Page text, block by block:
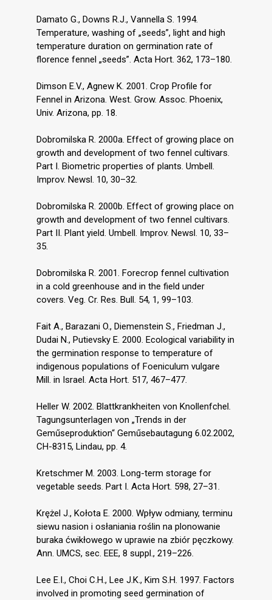
Damato G., Downs R.J., Vannella S. 1994.
Temperature, washing of „seeds”, light and high
temperature duration on germination rate of
florence fennel „seeds”. Acta Hort. 362, 173–180.
Dimson E.V., Agnew K. 2001. Crop Profile for
Fennel in Arizona. West. Grow. Assoc. Phoenix,
Univ. Arizona, pp. 18.
Dobromilska R. 2000a. Effect of growing place on
growth and development of two fennel cultivars.
Part I. Biometric properties of plants. Umbell.
Improv. Newsl. 10, 30–32.
Dobromilska R. 2000b. Effect of growing place on
growth and development of two fennel cultivars.
Part II. Plant yield. Umbell. Improv. Newsl. 10, 33–
35.
Dobromilska R. 2001. Forecrop fennel cultivation
in a cold greenhouse and in the field under
covers. Veg. Cr. Res. Bull. 54, 1, 99–103.
Fait A., Barazani O., Diemenstein S., Friedman J.,
Dudai N., Putievsky E. 2000. Ecological variability in
the germination response to temperature of
indigenous populations of Foeniculum vulgare
Mill. in Israel. Acta Hort. 517, 467–477.
Heller W. 2002. Blattkrankheiten von Knollenfchel.
Tagungsunterlagen von „Trends in der
Geműseproduktion“ Geműsebautagung 6.02.2002,
CH-8315, Lindau, pp. 4.
Kretschmer M. 2003. Long-term storage for
vegetable seeds. Part I. Acta Hort. 598, 27–31.
Krężel J., Kołota E. 2000. Wpływ odmiany, terminu
siewu nasion i osłaniania roślin na plonowanie
buraka ćwikłowego w uprawie na zbiór pęczkowy.
Ann. UMCS, sec. EEE, 8 suppl., 219–226.
Lee E.I., Choi C.H., Lee J.K., Kim S.H. 1997. Factors
involved in promoting seed germination of